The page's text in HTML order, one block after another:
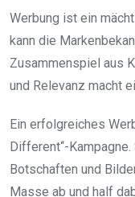
Werbung ist ein
kann die
Zusammenspiel aus
und Relevanz macht
Ein erfolgreiches
Different“-
Botschaften und
Masse ab und half